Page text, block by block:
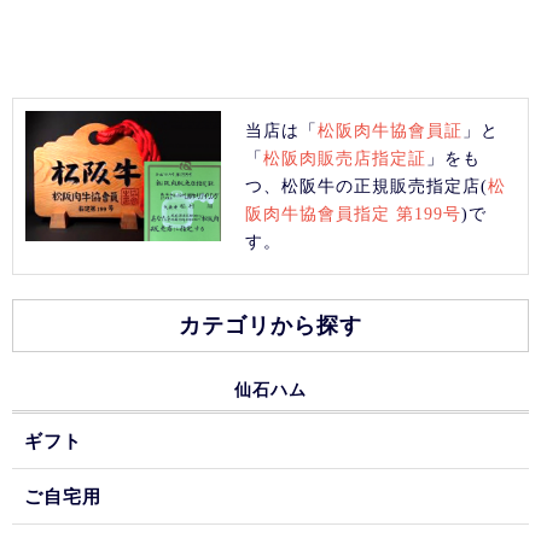
当店は「松阪肉牛協會員証 」と
「松阪肉販売店指定証 」をも
つ、松阪牛の正規販売指定店(松
阪肉牛協會員指定 第199号)で
す。
カテゴリから探す
仙石ハム
ギフト
ご自宅用